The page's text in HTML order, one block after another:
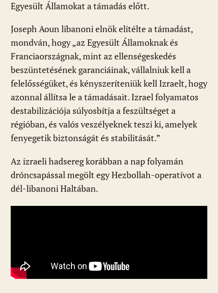
Egyesült Államokat a támadás előtt.
Joseph Aoun libanoni elnök elítélte a támadást,
mondván, hogy „az Egyesült Államoknak és
Franciaországnak, mint az ellenségeskedés
beszüntetésének garanciáinak, vállalniuk kell a
felelősségüket, és kényszeríteniük kell Izraelt, hogy
azonnal állítsa le a támadásait. Izrael folyamatos
destabilizációja súlyosbítja a feszültséget a
régióban, és valós veszélyeknek teszi ki, amelyek
fenyegetik biztonságát és stabilitását.”
Az izraeli hadsereg korábban a nap folyamán
dróncsapással megölt egy Hezbollah-operatívot a
dél-libanoni Haltában.